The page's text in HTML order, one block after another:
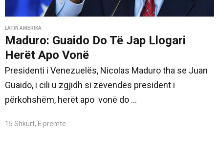
LATIN AMERIKA
Maduro: Guaido Do Të Jap Llogari
Herët Apo Vonë
Presidenti i Venezuelës, Nicolas Maduro tha se Juan
Guaido, i cili u zgjidh si zëvendës president i
përkohshëm, herët apo vonë do ...
15 Shkurt, E premte